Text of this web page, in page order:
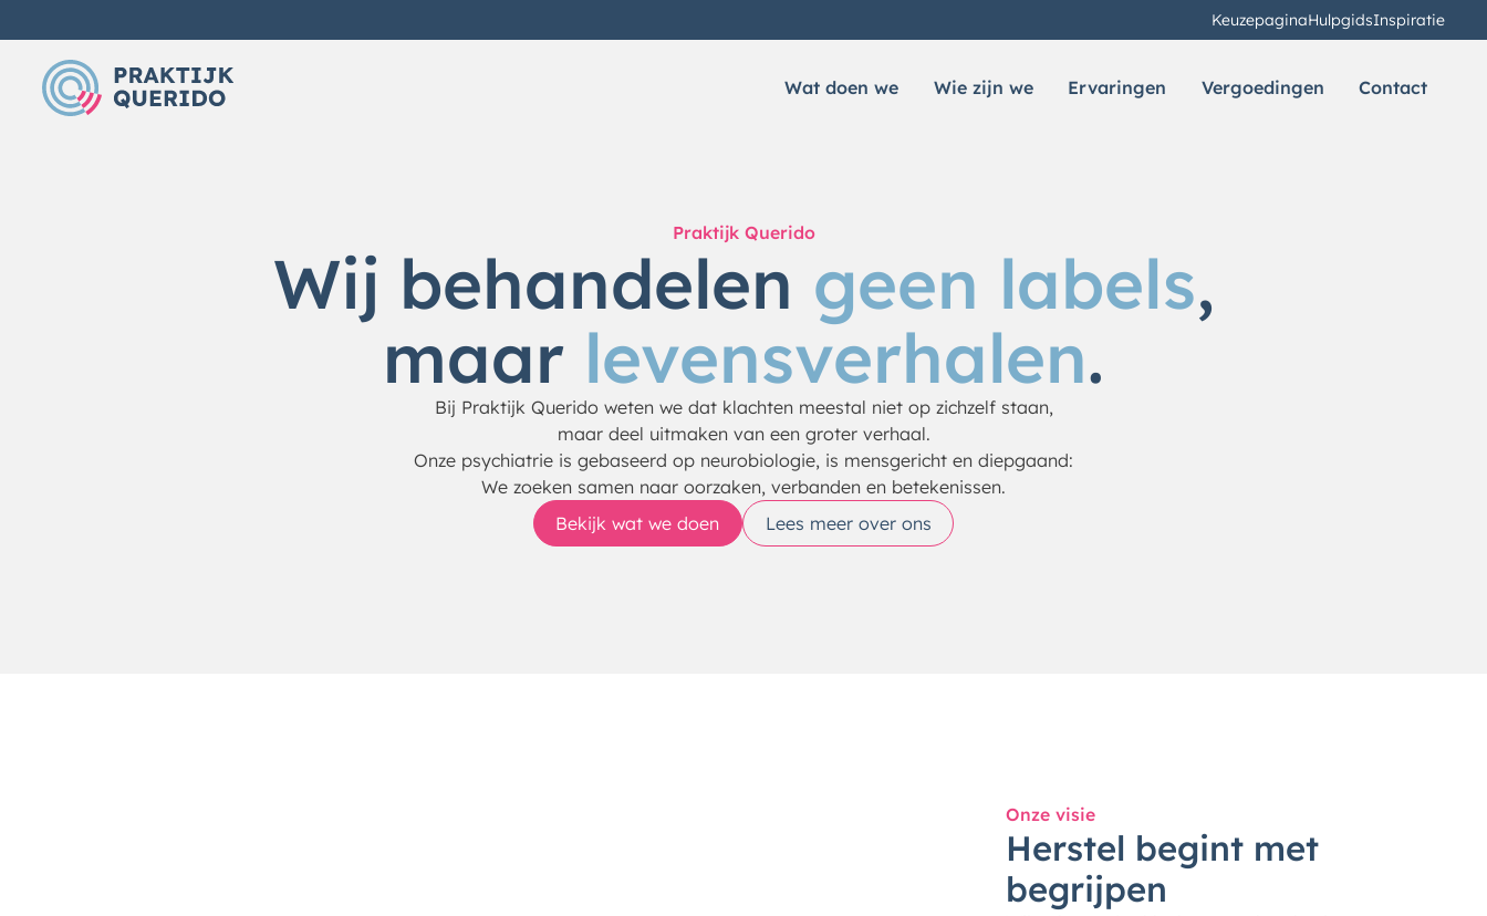
KeuzepaginaHulpgidsInspiratie
Wat doen we Wie zijn we Ervaringen Vergoedingen Contact
Praktijk Querido
Wij behandelen geen labels,
maar levensverhalen.
Bij Praktijk Querido weten we dat klachten meestal niet op zichzelf staan,
maar deel uitmaken van een groter verhaal.
Onze psychiatrie is gebaseerd op neurobiologie, is mensgericht en diepgaand:
We zoeken samen naar oorzaken, verbanden en betekenissen.
Bekijk wat we doen
Lees meer over ons
Onze visie
Herstel begint met
begrijpen